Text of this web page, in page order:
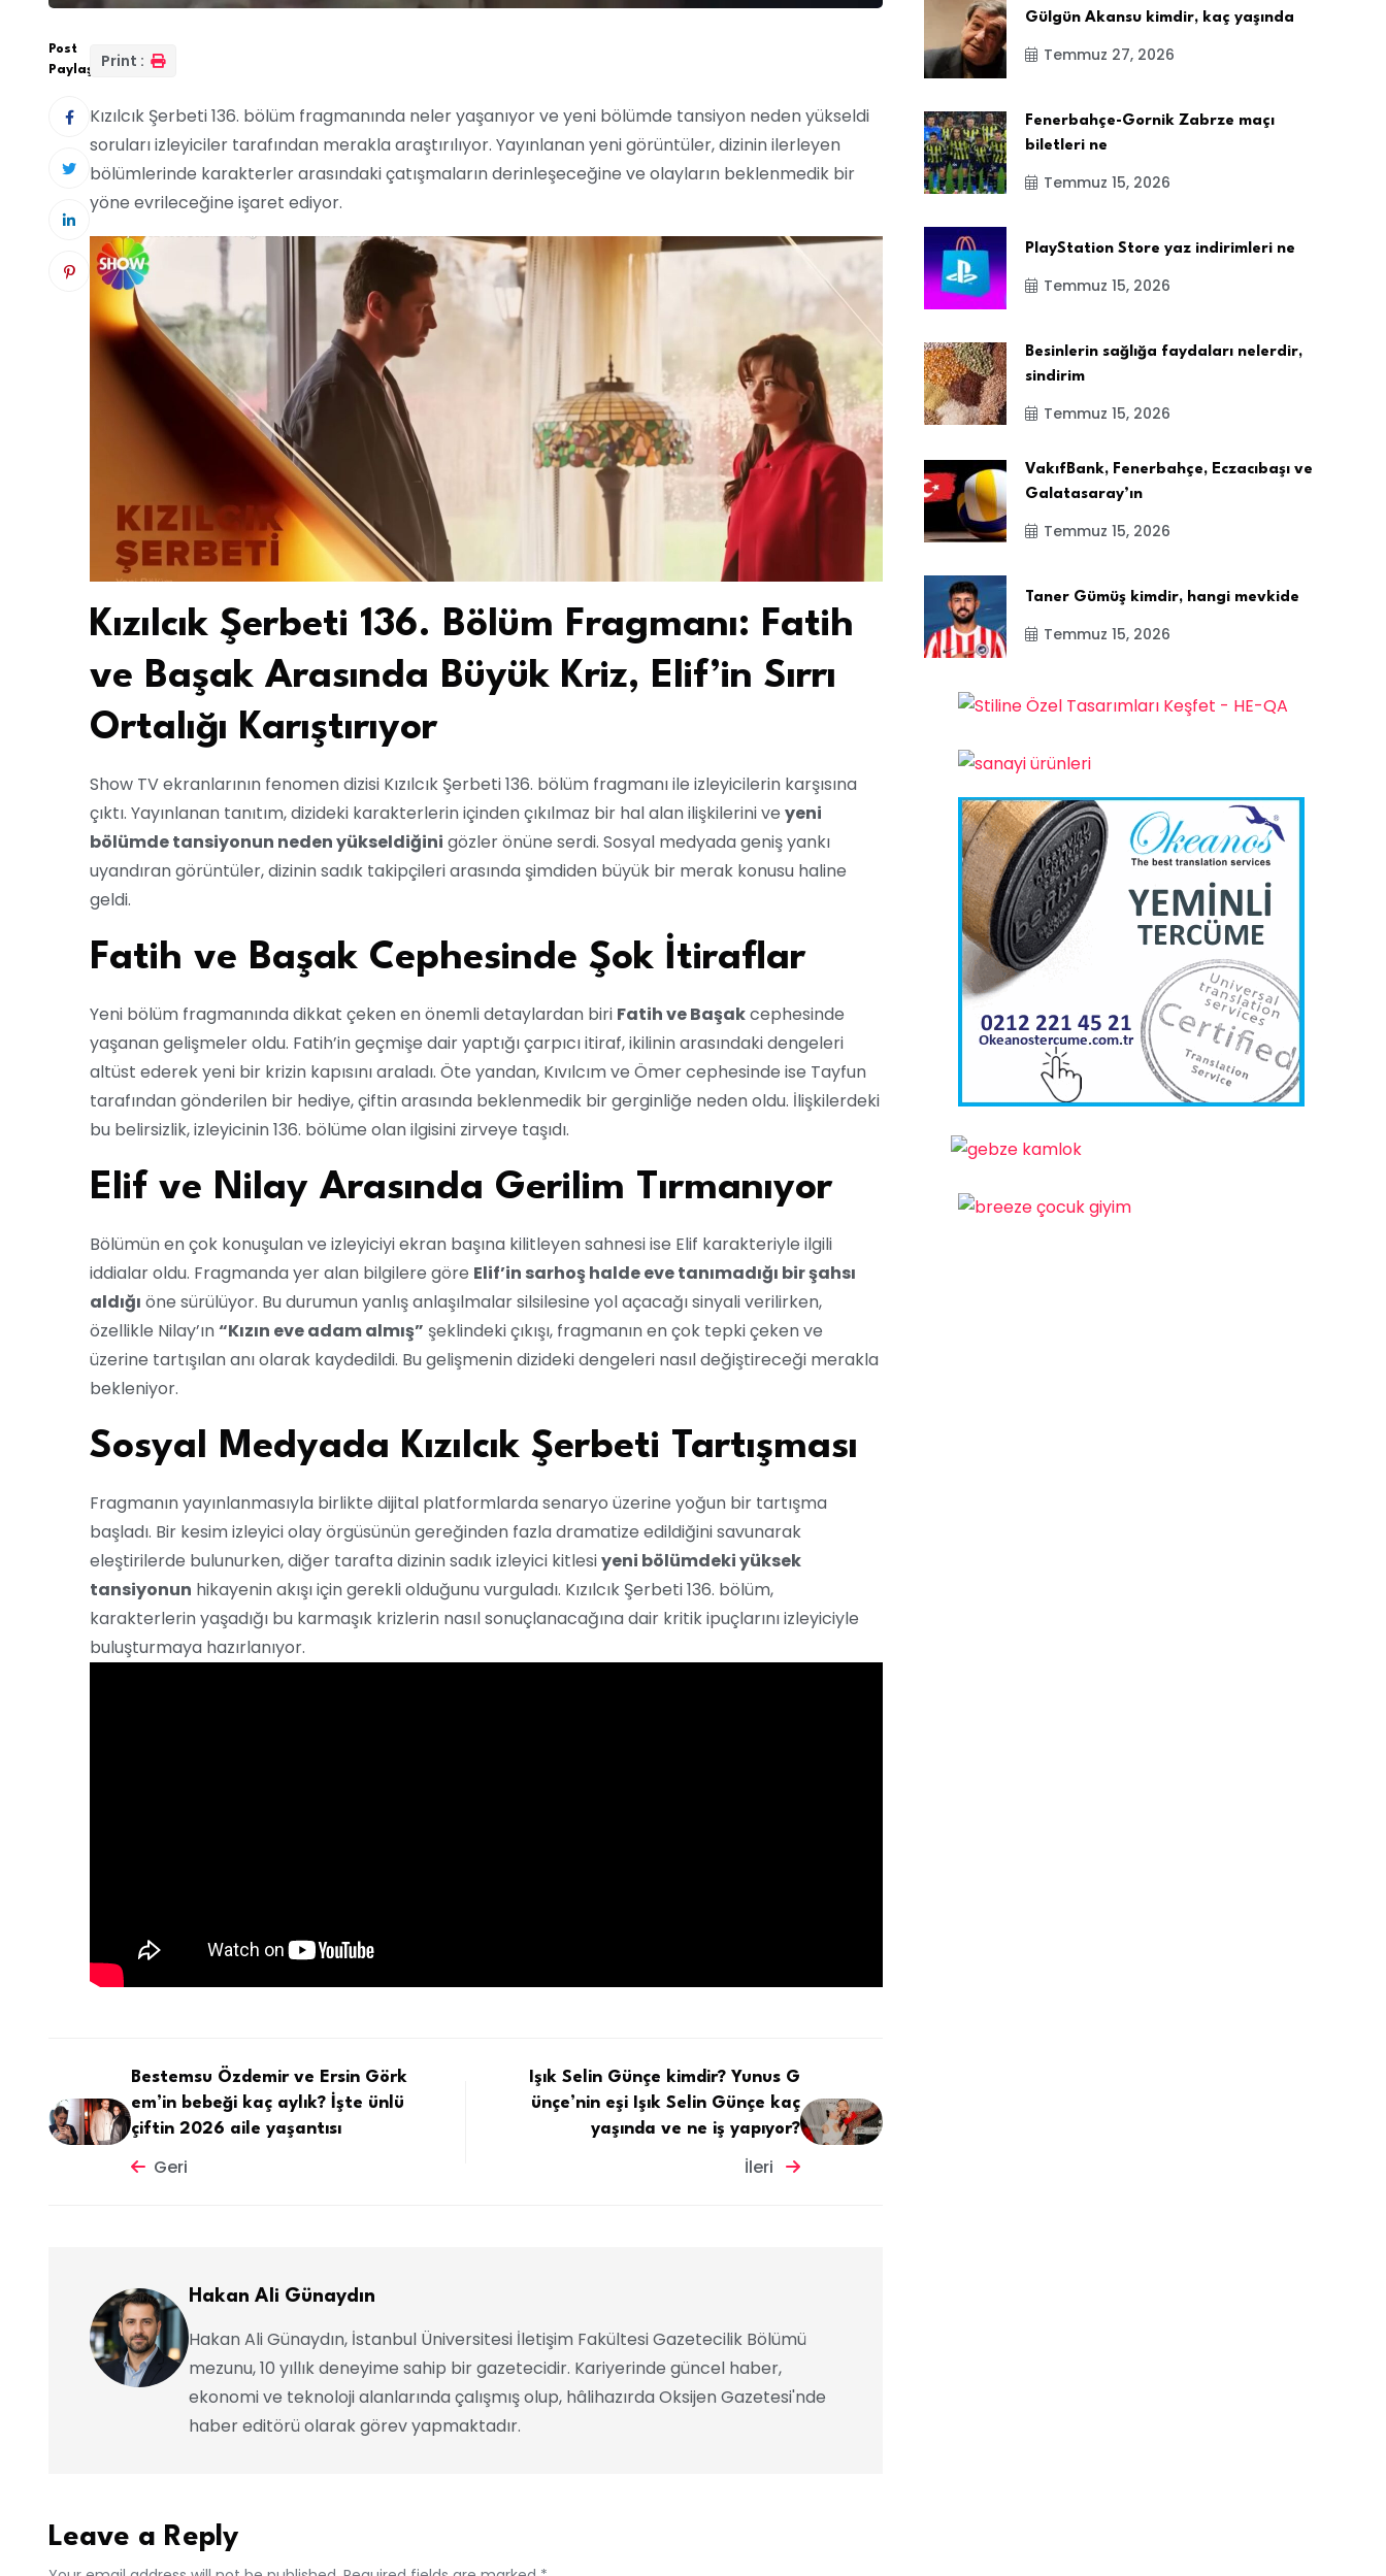
Post
Paylaş:
Print :
Kızılcık Şerbeti 136. bölüm fragmanında neler yaşanıyor ve yeni bölümde tansiyon neden yükseldi
soruları izleyiciler tarafından merakla araştırılıyor. Yayınlanan yeni görüntüler, dizinin ilerleyen
bölümlerinde karakterler arasındaki çatışmaların derinleşeceğine ve olayların beklenmedik bir
yöne evrileceğine işaret ediyor.
Kızılcık Şerbeti 136. Bölüm Fragmanı: Fatih
ve Başak Arasında Büyük Kriz, Elif’in Sırrı
Ortalığı Karıştırıyor
Show TV ekranlarının fenomen dizisi Kızılcık Şerbeti 136. bölüm fragmanı ile izleyicilerin karşısına
çıktı. Yayınlanan tanıtım, dizideki karakterlerin içinden çıkılmaz bir hal alan ilişkilerini ve yeni
bölümde tansiyonun neden yükseldiğini gözler önüne serdi. Sosyal medyada geniş yankı
uyandıran görüntüler, dizinin sadık takipçileri arasında şimdiden büyük bir merak konusu haline
geldi.
Fatih ve Başak Cephesinde Şok İtiraflar
Yeni bölüm fragmanında dikkat çeken en önemli detaylardan biri Fatih ve Başakcephesinde
yaşanan gelişmeler oldu. Fatih’in geçmişe dair yaptığı çarpıcı itiraf, ikilinin arasındaki dengeleri
altüst ederek yeni bir krizin kapısını araladı. Öte yandan, Kıvılcım ve Ömer cephesinde ise Tayfun
tarafından gönderilen bir hediye, çiftin arasında beklenmedik bir gerginliğe neden oldu. İlişkilerdeki
bu belirsizlik, izleyicinin 136. bölüme olan ilgisini zirveye taşıdı.
Elif ve Nilay Arasında Gerilim Tırmanıyor
Bölümün en çok konuşulan ve izleyiciyi ekran başına kilitleyen sahnesi ise Elif karakteriyle ilgili
iddialar oldu. Fragmanda yer alan bilgilere göre Elif’in sarhoş halde eve tanımadığı bir şahsı
aldığı öne sürülüyor. Bu durumun yanlış anlaşılmalar silsilesine yol açacağı sinyali verilirken,
özellikle Nilay’ın“Kızın eve adam almış” şeklindeki çıkışı, fragmanın en çok tepki çeken ve
üzerine tartışılan anı olarak kaydedildi. Bu gelişmenin dizideki dengeleri nasıl değiştireceği merakla
bekleniyor.
Sosyal Medyada Kızılcık Şerbeti Tartışması
Fragmanın yayınlanmasıyla birlikte dijital platformlarda senaryo üzerine yoğun bir tartışma
başladı. Bir kesim izleyici olay örgüsünün gereğinden fazla dramatize edildiğini savunarak
eleştirilerde bulunurken, diğer tarafta dizinin sadık izleyici kitlesiyeni bölümdeki yüksek
tansiyonun hikayenin akışı için gerekli olduğunu vurguladı. Kızılcık Şerbeti 136. bölüm,
karakterlerin yaşadığı bu karmaşık krizlerin nasıl sonuçlanacağına dair kritik ipuçlarını izleyiciyle
buluşturmaya hazırlanıyor.
Bestemsu Özdemir ve Ersin Görk
em’in bebeği kaç aylık? İşte ünlü
çiftin 2026 aile yaşantısı
Geri
Işık Selin Günçe kimdir? Yunus G
ünçe’nin eşi Işık Selin Günçe kaç
yaşında ve ne iş yapıyor?
İleri
Hakan Ali Günaydın
Hakan Ali Günaydın, İstanbul Üniversitesi İletişim Fakültesi Gazetecilik Bölümü
mezunu, 10 yıllık deneyime sahip bir gazetecidir. Kariyerinde güncel haber,
ekonomi ve teknoloji alanlarında çalışmış olup, hâlihazırda Oksijen Gazetesi'nde
haber editörü olarak görev yapmaktadır.
Leave a Reply
Gülgün Akansu kimdir, kaç yaşında
Temmuz 27, 2026
Fenerbahçe-Gornik Zabrze maçı
biletleri ne
Temmuz 15, 2026
PlayStation Store yaz indirimleri ne
Temmuz 15, 2026
Besinlerin sağlığa faydaları nelerdir,
sindirim
Temmuz 15, 2026
VakıfBank, Fenerbahçe, Eczacıbaşı ve
Galatasaray’ın
Temmuz 15, 2026
Taner Gümüş kimdir, hangi mevkide
Temmuz 15, 2026